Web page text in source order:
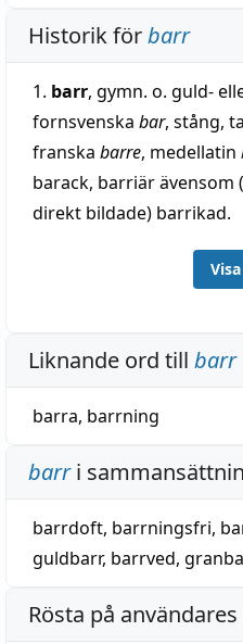
Historik förbarr
1. barr, gymn. o. guld-
fornsvenska bar, stång,
franska barre, medellatin
barack, barriär ävensom
direkt bildade) barrikad.
, på träd.,
, danska
avljud, i borre, borste
grundbetydelse av
Jämför bark 2. Besläktat
bjugg slutet.
Liknande ord till barr
barra, barrning
barri
barrdoft, barrningsfri,
guldbarr, barrved,
Rösta på